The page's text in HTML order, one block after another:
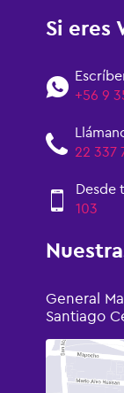
Si eres
+56 9
22 337
Desde
103
General
Santiago